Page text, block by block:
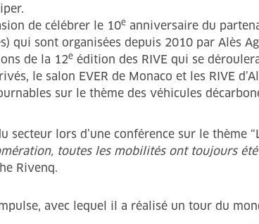
de célébrer le 10e anniversaire du
qui sont organisées depuis 2010 par Alès
de la 12e édition des RIVE qui se
le salon EVER de Monaco et les RIVE
sur le thème des véhicules
secteur lors d’une conférence sur le
toutes les mobilités ont toujours
Rivenq.
avec lequel il a réalisé un tour du